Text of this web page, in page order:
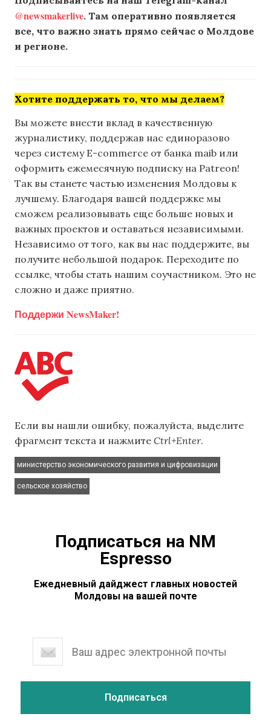
@newsmakerlive. Там оперативно появляется
все, что важно знать прямо сейчас о Молдове
и регионе.
Хотите поддержать то, что мы делаем?
Вы можете внести вклад в качественную
журналистику, поддержав нас единоразово
через систему E-commerce от банка maib или
оформить ежемесячную подписку на Patreon!
Так вы станете частью изменения Молдовы к
лучшему. Благодаря вашей поддержке мы
сможем реализовывать еще больше новых и
важных проектов и оставаться независимыми.
Независимо от того, как вы нас поддержите, вы
получите небольшой подарок. Переходите по
ссылке, чтобы стать нашим соучастником. Это не
сложно и даже приятно.
Поддержи NewsMaker!
Если вы нашли ошибку, пожалуйста, выделите
фрагмент текста и нажмите Ctrl+Enter.
министерство экономического развития и цифровизации
сельское хозяйство
Подписаться на NM
Espresso
Ежедневный дайджест главных новостей
Молдовы на вашей почте